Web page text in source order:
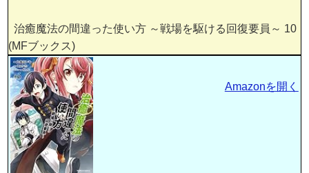
治癒魔法の間違った使い方 ～戦場を駆ける回復要員～ 10
(MFブックス)
Amazonを開く